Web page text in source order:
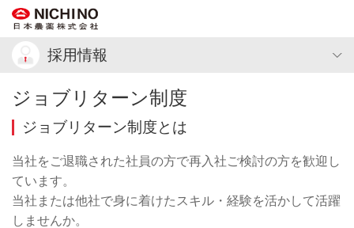
採用情報
ジョブリターン制度
ジョブリターン制度とは
当社をご退職された社員の方で再入社ご検討の方を歓迎し
ています。
当社または他社で身に着けたスキル・経験を活かして活躍
しませんか。